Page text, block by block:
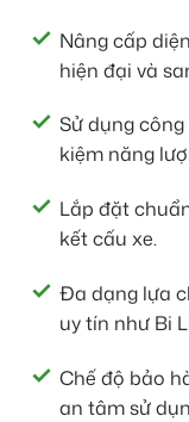
Nâng cấp
hiện đại và
Sử dụng
kiệm năng
Lắp đặt
kết cấu xe.
Đa dạng lựa
uy tín như Bi
Chế độ bảo
an tâm sử